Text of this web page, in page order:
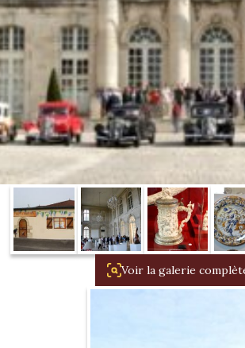
Présentation 7
Présentation 11
Présentation 15
Evolution 7 et 11 -
1934/1941
Evolution 11 –
1945/1952
Evolution 11 –
Voir la galerie